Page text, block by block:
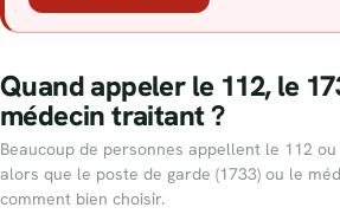
Quand appeler le 112, le
médecin traitant ?
Beaucoup de personnes appellent le 112
alors que le poste de garde (1733) ou le
comment bien choisir.